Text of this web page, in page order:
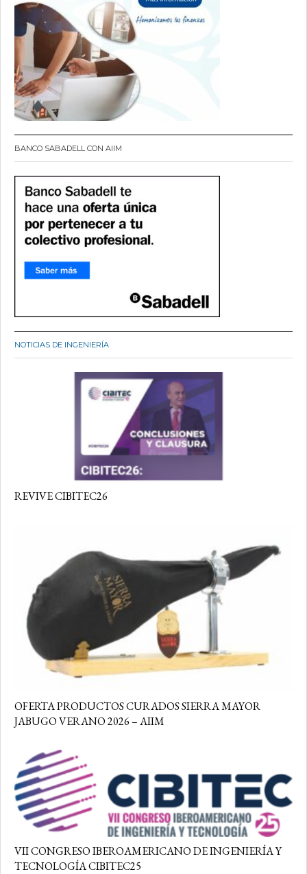
BANCO SABADELL CON AIIM
NOTICIAS DE INGENIERÍA
REVIVE CIBITEC26
OFERTA PRODUCTOS CURADOS SIERRA MAYOR
JABUGO VERANO 2026 – AIIM
VII CONGRESO IBEROAMERICANO DE INGENIERÍA Y
TECNOLOGÍA CIBITEC25